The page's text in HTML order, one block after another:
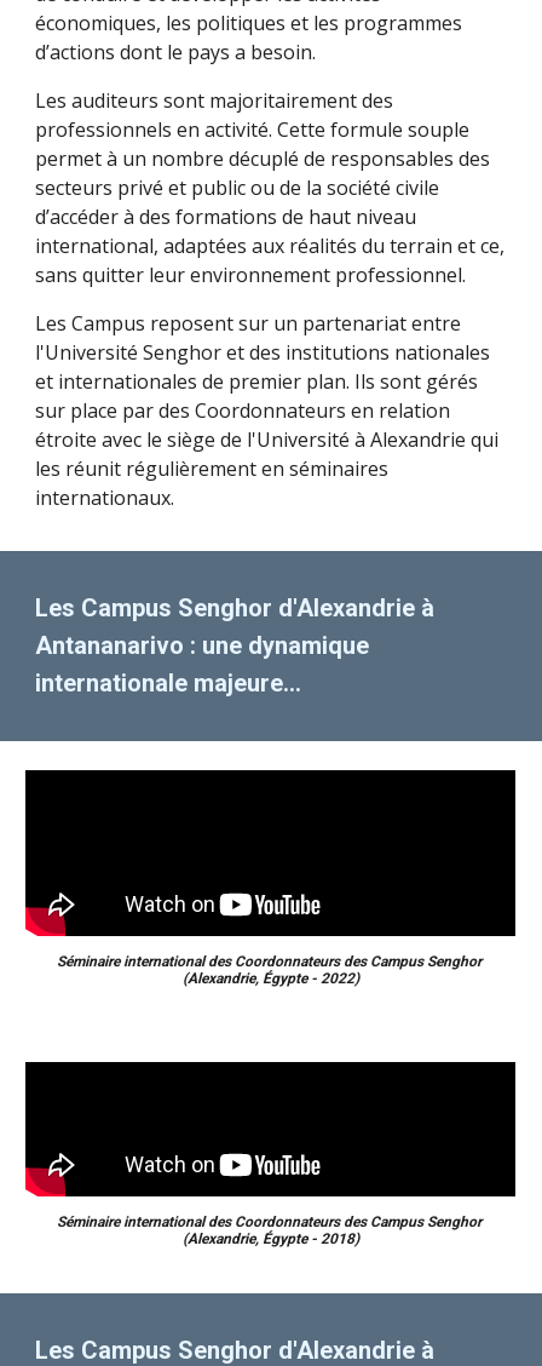
économiques, les politiques et les programmes
d’actions dont le pays a besoin.
Les auditeurs sont majoritairement des
professionnels en activité. Cette formule souple
permet à un nombre décuplé de responsables des
secteurs privé et public ou de la société civile
d’accéder à des formations de haut niveau
international, adaptées aux réalités du terrain et ce,
sans quitter leur environnement professionnel.
Les Campus reposent sur un partenariat entre
l'Université Senghor et des institutions nationales
et internationales de premier plan. Ils sont gérés
sur place par des Coordonnateurs en relation
étroite avec le siège de l'Université à Alexandrie qui
les réunit régulièrement en séminaires
internationaux.
Les Campus Senghor d'Alexandrie à
Antananarivo : une dynamique
internationale majeure...
Séminaire international des Coordonnateurs des Campus Senghor
(Alexandrie, Égypte - 2022)
Séminaire international des Coordonnateurs des Campus Senghor
(Alexandrie, Égypte - 2018)
Les Campus Senghor d'Alexandrie à